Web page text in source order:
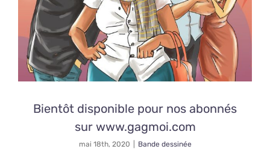
Bientôt disponible pour nos abonnés
sur www.gagmoi.com
mai 18th, 2020 Bande dessinée